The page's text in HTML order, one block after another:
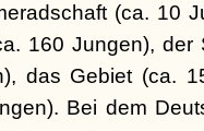
(ca. 10
160 Jungen), der
das Gebiet (ca.
Bei dem